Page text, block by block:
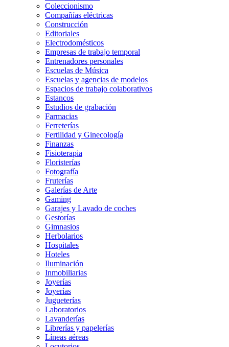
Coleccionismo
Compañías eléctricas
Construcción
Editoriales
Electrodomésticos
Empresas de trabajo temporal
Entrenadores personales
Escuelas de Música
Escuelas y agencias de modelos
Espacios de trabajo colaborativos
Estancos
Estudios de grabación
Farmacias
Ferreterías
Fertilidad y Ginecología
Finanzas
Fisioterapia
Floristerías
Fotografía
Fruterías
Galerías de Arte
Gaming
Garajes y Lavado de coches
Gestorías
Gimnasios
Herbolarios
Hospitales
Hoteles
Iluminación
Inmobiliarias
Joyerías
Joyerías
Jugueterías
Laboratorios
Lavanderías
Librerías y papelerías
Líneas aéreas